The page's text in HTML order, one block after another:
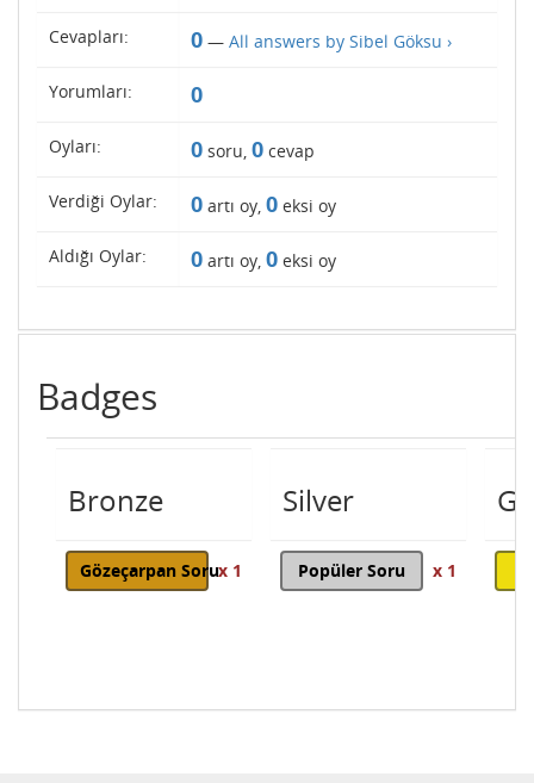
Cevapları: 0 — All answers by Sibel Göksu ›
Yorumları: 0
Oyları: 0 soru, 0 cevap
Verdiği Oylar: 0 artı oy, 0 eksi oy
Aldığı Oylar: 0 artı oy, 0 eksi oy
Badges
Bronze
Gözeçarpan Sorux 1
Silver
Popüler Soru x 1